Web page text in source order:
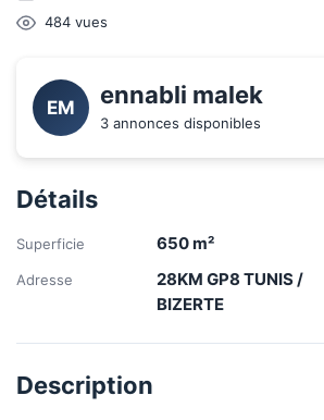
484 vues
EM ennabli malek
3 annonces disponibles
Détails
Superficie 650m²
Adresse
28KM GP8 TUNIS /
BIZERTE
Description